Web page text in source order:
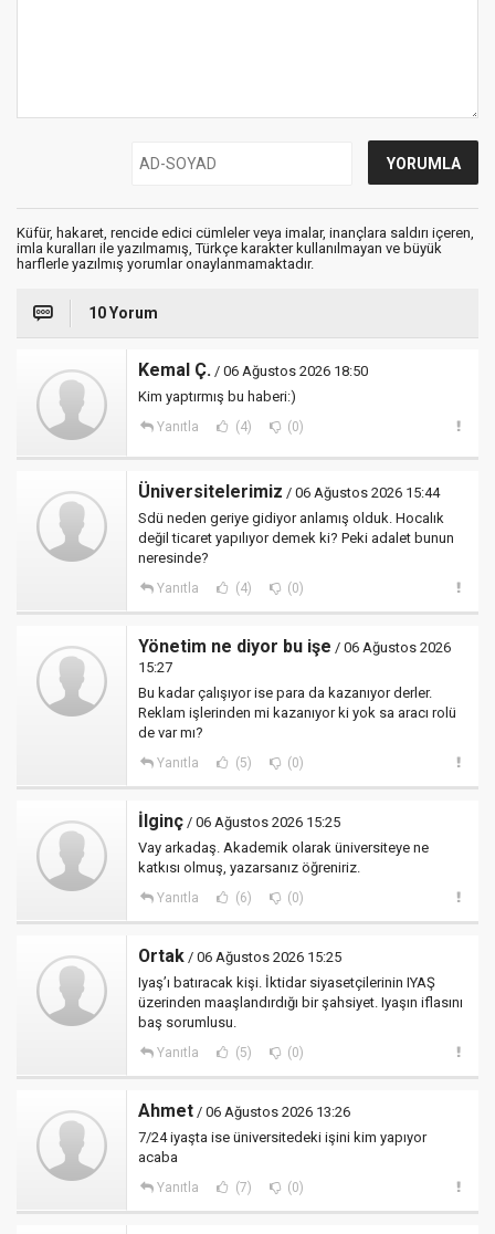
Küfür, hakaret, rencide edici cümleler veya imalar, inançlara saldırı içeren,
imla kuralları ile yazılmamış, Türkçe karakter kullanılmayan ve büyük
harflerle yazılmış yorumlar onaylanmamaktadır.
10 Yorum
Kemal Ç. / 06 Ağustos 2026 18:50
Kim yaptırmış bu haberi:)
Yanıtla (4) (0)
Üniversitelerimiz / 06 Ağustos 2026 15:44
Sdü neden geriye gidiyor anlamış olduk. Hocalık
değil ticaret yapılıyor demek ki? Peki adalet bunun
neresinde?
Yanıtla (4) (0)
Yönetim ne diyor bu işe / 06 Ağustos 2026
15:27
Bu kadar çalışıyor ise para da kazanıyor derler.
Reklam işlerinden mi kazanıyor ki yok sa aracı rolü
de var mı?
Yanıtla (5) (0)
İlginç / 06 Ağustos 2026 15:25
Vay arkadaş. Akademik olarak üniversiteye ne
katkısı olmuş, yazarsanız öğreniriz.
Yanıtla (6) (0)
Ortak / 06 Ağustos 2026 15:25
Iyaş’ı batıracak kişi. İktidar siyasetçilerinin IYAŞ
üzerinden maaşlandırdığı bir şahsiyet. Iyaşın iflasını
baş sorumlusu.
Yanıtla (5) (0)
Ahmet / 06 Ağustos 2026 13:26
7/24 iyaşta ise üniversitedeki işini kim yapıyor
acaba
Yanıtla (7) (0)